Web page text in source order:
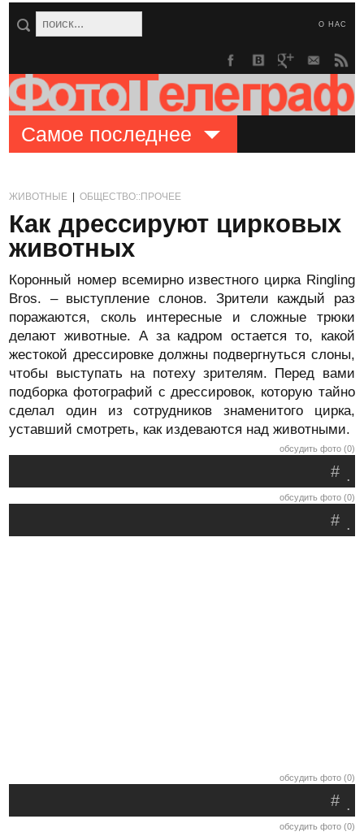
О НАС
Самое последнее
ЖИВОТНЫЕ |ОБЩЕСТВО::ПРОЧЕЕ
Как дрессируют цирковых
животных
Коронный номер всемирно известного цирка Ringling
Bros. – выступление слонов. Зрители каждый раз
поражаются, сколь интересные и сложные трюки
делают животные. А за кадром остается то, какой
жестокой дрессировке должны подвергнуться слоны,
чтобы выступать на потеху зрителям. Перед вами
подборка фотографий с дрессировок, которую тайно
сделал один из сотрудников знаменитого цирка,
уставший смотреть, как издеваются над животными.
обсудить фото (0)
.
#
обсудить фото (0)
.
#
обсудить фото (0)
.
#
обсудить фото (0)